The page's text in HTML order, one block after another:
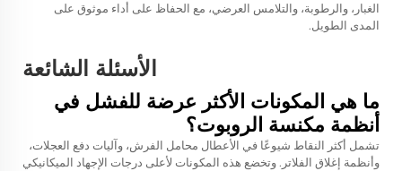
الغبار، والرطوبة، والتلامس العرضي، مع الحفاظ على أداء موثوق على
المدى الطويل.
الأسئلة الشائعة
ما هي المكونات الأكثر عرضة للفشل في
أنظمة مكنسة الروبوت؟
تشمل أكثر النقاط شيوعًا في الأعطال محامل الفرش، وآليات دفع العجلات،
وأنظمة إغلاق الفلاتر. وتخضع هذه المكونات لأعلى درجات الإجهاد الميكانيكي